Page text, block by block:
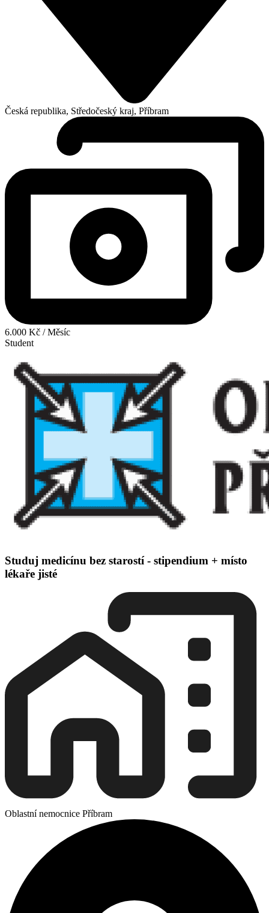
Česká republika, Středočeský kraj, Příbram
6.000 Kč / Měsíc
Student
Studuj medicínu bez starostí - stipendium + místo
lékaře jisté
Oblastní nemocnice Příbram